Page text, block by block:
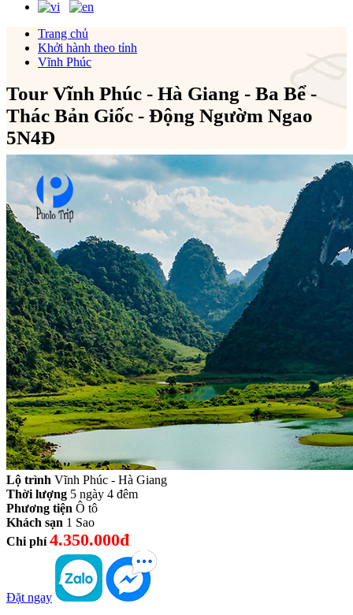
Trang chủ
Khởi hành theo tỉnh
Vĩnh Phúc
Tour Vĩnh Phúc - Hà Giang - Ba Bể -
Thác Bản Giốc - Động Ngườm Ngao
5N4Đ
Lộ trình Vĩnh Phúc - Hà Giang
Thời lượng 5 ngày 4 đêm
Phương tiện Ô tô
Khách sạn 1 Sao
Chi phí 4.350.000đ
Đặt ngay